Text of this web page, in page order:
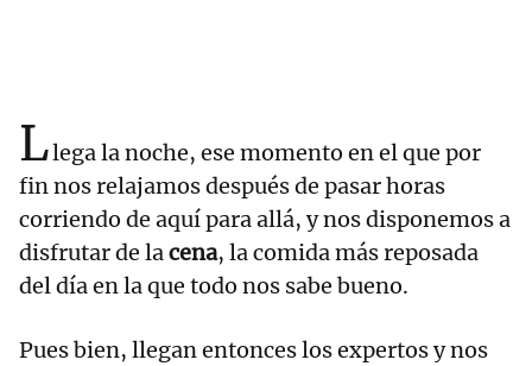
Llega la noche, ese momento en el que por
fin nos relajamos después de pasar horas
corriendo de aquí para allá, y nos disponemos a
disfrutar de lacena, la comida más reposada
del día en la que todo nos sabe bueno.
Pues bien, llegan entonces los expertos y nos